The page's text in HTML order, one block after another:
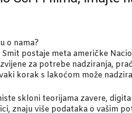
o nama?
postaje meta američke
za potrebe nadziranja,
korak s lakoćom može
skloni teorijama zavere,
znaju više podataka o vašim